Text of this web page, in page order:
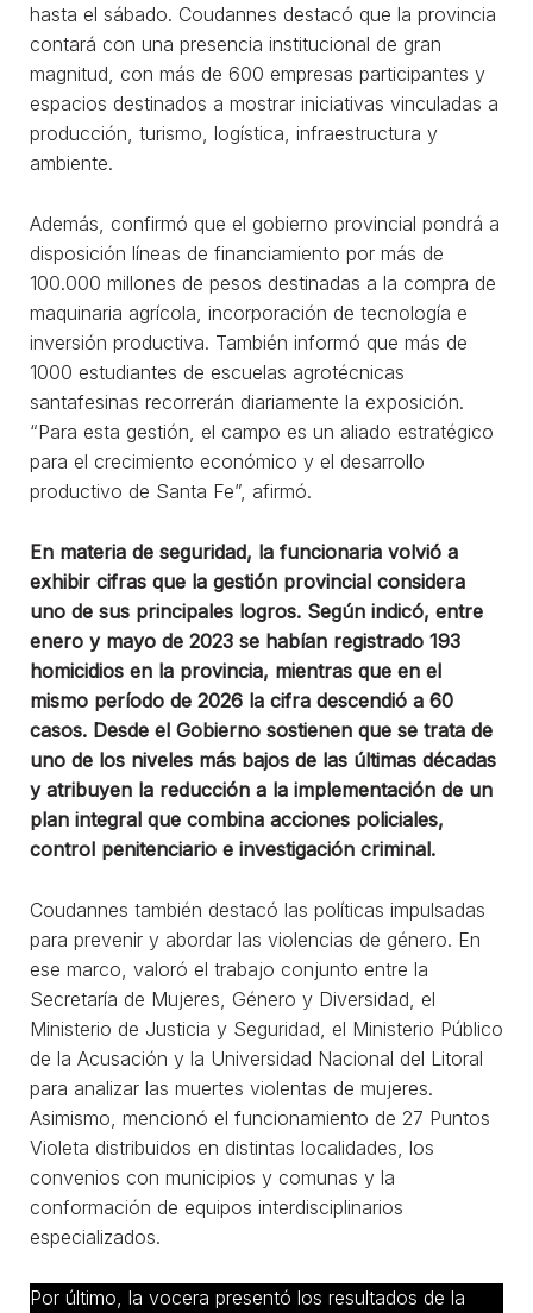
hasta el sábado. Coudannes destacó que la provincia
contará con una presencia institucional de gran
magnitud, con más de 600 empresas participantes y
espacios destinados a mostrar iniciativas vinculadas a
producción, turismo, logística, infraestructura y
ambiente.
Además, confirmó que el gobierno provincial pondrá a
disposición líneas de financiamiento por más de
100.000 millones de pesos destinadas a la compra de
maquinaria agrícola, incorporación de tecnología e
inversión productiva. También informó que más de
1000 estudiantes de escuelas agrotécnicas
santafesinas recorrerán diariamente la exposición.
“Para esta gestión, el campo es un aliado estratégico
para el crecimiento económico y el desarrollo
productivo de Santa Fe”, afirmó.
En materia de seguridad, la funcionaria volvió a
exhibir cifras que la gestión provincial considera
uno de sus principales logros. Según indicó, entre
enero y mayo de 2023 se habían registrado 193
homicidios en la provincia, mientras que en el
mismo período de 2026 la cifra descendió a 60
casos. Desde el Gobierno sostienen que se trata de
uno de los niveles más bajos de las últimas décadas
y atribuyen la reducción a la implementación de un
plan integral que combina acciones policiales,
control penitenciario e investigación criminal.
Coudannes también destacó las políticas impulsadas
para prevenir y abordar las violencias de género. En
ese marco, valoró el trabajo conjunto entre la
Secretaría de Mujeres, Género y Diversidad, el
Ministerio de Justicia y Seguridad, el Ministerio Público
de la Acusación y la Universidad Nacional del Litoral
para analizar las muertes violentas de mujeres.
Asimismo, mencionó el funcionamiento de 27 Puntos
Violeta distribuidos en distintas localidades, los
convenios con municipios y comunas y la
conformación de equipos interdisciplinarios
especializados.
Por último, la vocera presentó los resultados de la